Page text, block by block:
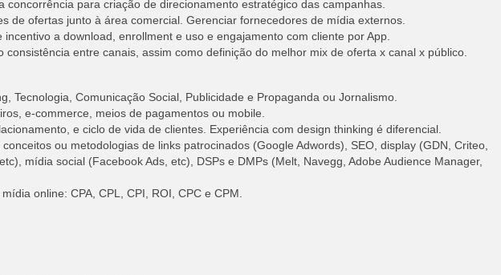
concorrência para criação de direcionamento estratégico das campanhas.
de ofertas junto à área comercial. Gerenciar fornecedores de mídia externos.
a download, enrollment e uso e engajamento com cliente por App.
entre canais, assim como definição do melhor mix de oferta x canal x público.
Tecnologia, Comunicação Social, Publicidade e Propaganda ou Jornalismo.
e-commerce, meios de pagamentos ou mobile.
e ciclo de vida de clientes. Experiência com design thinking é diferencial.
ou metodologias de links patrocinados (Google Adwords), SEO, display (GDN, Criteo,
mídia social (Facebook Ads, etc), DSPs e DMPs (Melt, Navegg, Adobe Audience Manager,
online: CPA, CPL, CPI, ROI, CPC e CPM.